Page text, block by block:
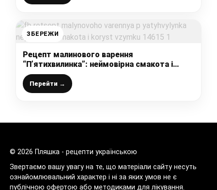
ЗБЕРЕЖИ
Рецепт малинового варення
“П’ятихвилинка”: неймовірна смакота і
користь взимку
Перейти →
© 2026 Пляшка - рецепти українською
Звертаємо вашу увагу на те, що матеріали сайту несуть
ознайомлювальний характер і ні за яких умов не є
публічною офертою або методиками для лікування.